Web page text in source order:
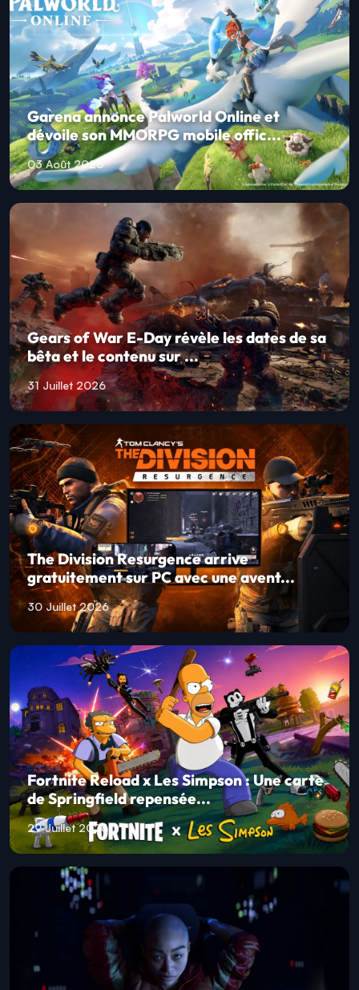
Garena annonce Palworld Online et
dévoile son MMORPG mobile offic...
03 Août 2026
Gears of War E-Day révèle les dates de sa
bêta et le contenu sur ...
31 Juillet 2026
The Division Resurgence arrive
gratuitement sur PC avec une avent...
30 Juillet 2026
Fortnite Reload x Les Simpson : Une carte
de Springfield repensée...
29 Juillet 2026